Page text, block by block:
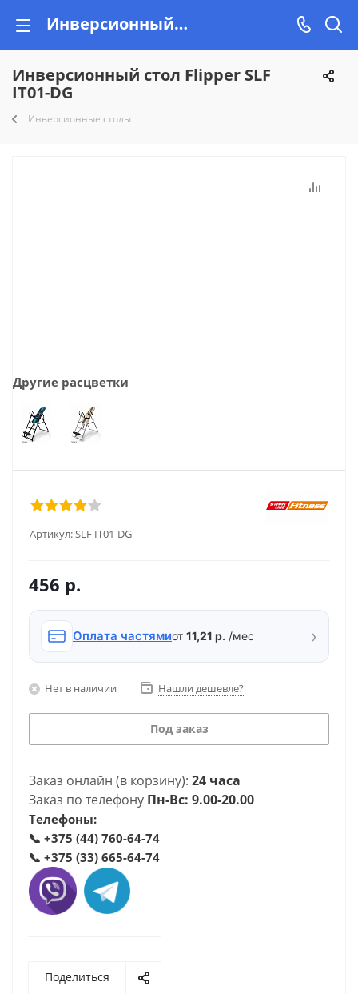
Инверсионный стол Flipper SLF IT01-DG купить недорого на Vishop.by, рассрочка!
Инверсионный стол Flipper SLF
IT01-DG
Инверсионные столы
Другие расцветки
Артикул:SLF IT01-DG
456 р.
Оплата частямиот 11,21 р. /мес ›
Нет в наличии Нашли дешевле?
Под заказ
Заказ онлайн (в корзину): 24 часа
Заказ по телефону Пн-Вс: 9.00-20.00
Телефоны:
📞 +375 (44) 760-64-74
📞 +375 (33) 665-64-74
Поделиться